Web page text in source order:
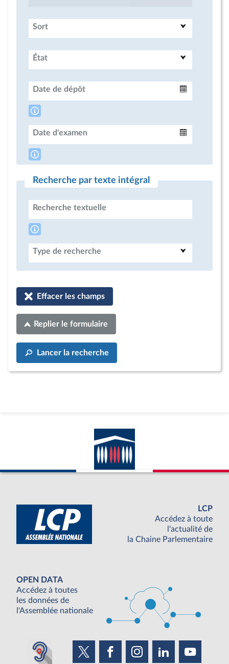
Sort
État
Date de dépôt
Date d'examen
Recherche par texte intégral
Recherche textuelle
Type de recherche
Effacer les champs
Replier le formulaire
Lancer la recherche
LCP
Accédez à toute
l'actualité de
la Chaine Parlementaire
OPEN DATA
Accédez à toutes
les données de
l'Assemblée nationale